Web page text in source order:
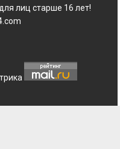
лиц старше 16 лет!